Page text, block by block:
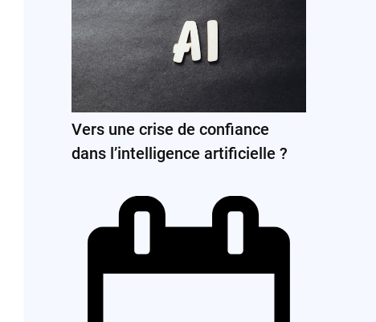
Vers une crise de confiance
dans l’intelligence artificielle ?